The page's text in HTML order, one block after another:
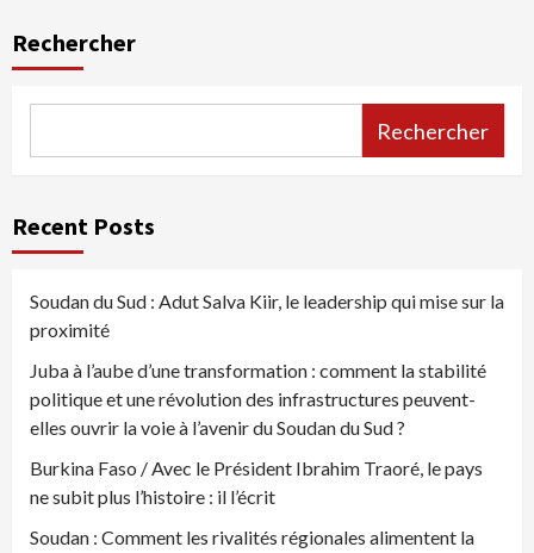
Rechercher
Rechercher
Recent Posts
Soudan du Sud : Adut Salva Kiir, le leadership qui mise sur la
proximité
Juba à l’aube d’une transformation : comment la stabilité
politique et une révolution des infrastructures peuvent-
elles ouvrir la voie à l’avenir du Soudan du Sud ?
Burkina Faso / Avec le Président Ibrahim Traoré, le pays
ne subit plus l’histoire : il l’écrit
Soudan : Comment les rivalités régionales alimentent la